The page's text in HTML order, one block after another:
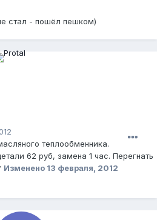
стал - пошёл пешком)
теплообменника.
62 руб, замена 1 час. Перегнать
Изменено 13 февраля, 2012